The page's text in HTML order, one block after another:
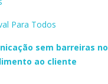
Para Todos
sem barreiras no
ao cliente